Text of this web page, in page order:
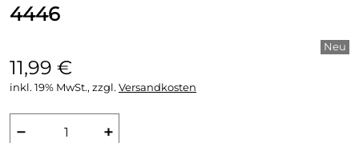
4446
11,99 €
inkl. 19% MwSt., zzgl. Versandkosten
− +